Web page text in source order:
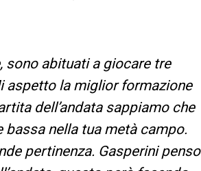
sono abituati a giocare tre
aspetto la miglior formazione
dell’andata sappiamo che
nella tua metà campo.
pertinenza. Gasperini penso